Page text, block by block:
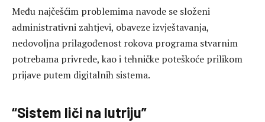
Među najčešćim problemima navode se složeni
administrativni zahtjevi, obaveze izvještavanja,
nedovoljna prilagođenost rokova programa stvarnim
potrebama privrede, kao i tehničke poteškoće prilikom
prijave putem digitalnih sistema.
“Sistem liči na lutriju”